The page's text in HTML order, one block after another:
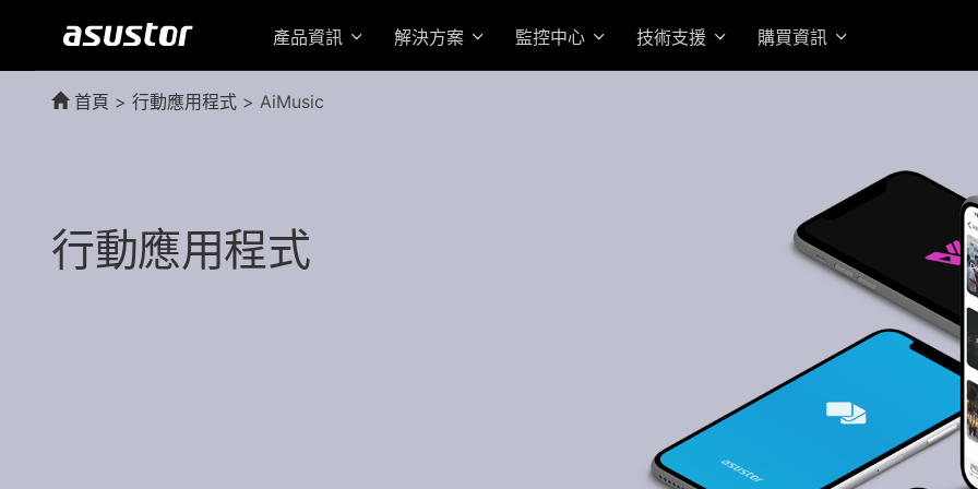
產品資訊 解決方案 監控中心 技術支援 購買資訊
首頁 > 行動應用程式 > AiMusic
行動應用程式